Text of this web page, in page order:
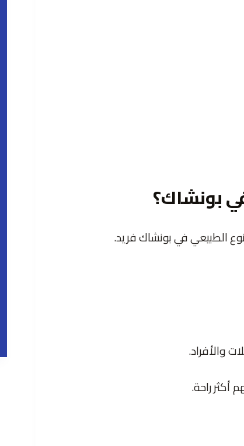
بونشاك؟
الطبيعي في بونشاك فريد.
والأفراد.
أكثر راحة.